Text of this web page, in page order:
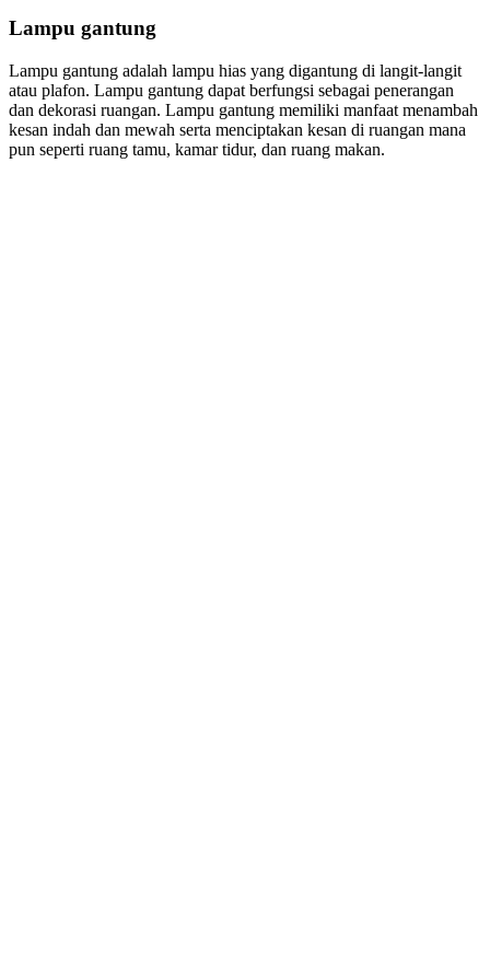
Lampu gantung
Lampu gantung adalah lampu hias yang digantung di langit-langit
atau plafon. Lampu gantung dapat berfungsi sebagai penerangan
dan dekorasi ruangan. Lampu gantung memiliki manfaat menambah
kesan indah dan mewah serta menciptakan kesan di ruangan mana
pun seperti ruang tamu, kamar tidur, dan ruang makan.